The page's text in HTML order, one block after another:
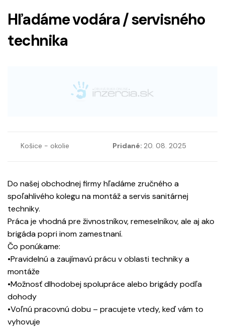
Hľadáme vodára / servisného
technika
Košice - okolie Pridané: 20. 08. 2025
Do našej obchodnej firmy hľadáme zručného a
spoľahlivého kolegu na montáž a servis sanitárnej
techniky.
Práca je vhodná pre živnostníkov, remeselníkov, ale aj ako
brigáda popri inom zamestnaní.
Čo ponúkame:
•Pravidelnú a zaujímavú prácu v oblasti techniky a
montáže
•Možnosť dlhodobej spolupráce alebo brigády podľa
dohody
•Voľnú pracovnú dobu – pracujete vtedy, keď vám to
vyhovuje